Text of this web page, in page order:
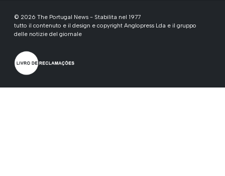
© 2026 The Portugal News - Stabilita nel 1977
tutto il contenuto e il design e copyright Anglopress Lda e il gruppo
delle notizie del giornale